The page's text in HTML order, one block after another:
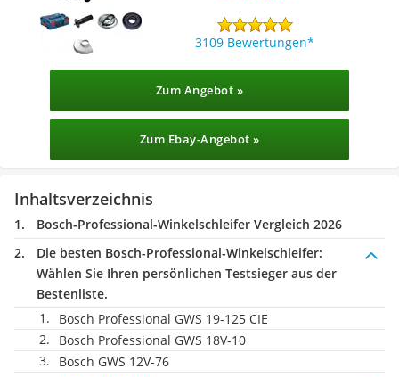
3109 Bewertungen
Zum Angebot »
Zum Ebay-Angebot »
Inhaltsverzeichnis
Bosch-Professional-Winkelschleifer Vergleich 2026
Die besten Bosch-Professional-Winkelschleifer:
Wählen Sie Ihren persönlichen Testsieger aus der
Bestenliste.
Bosch Professional GWS 19-125 CIE
Bosch Professional GWS 18V-10
Bosch GWS 12V-76